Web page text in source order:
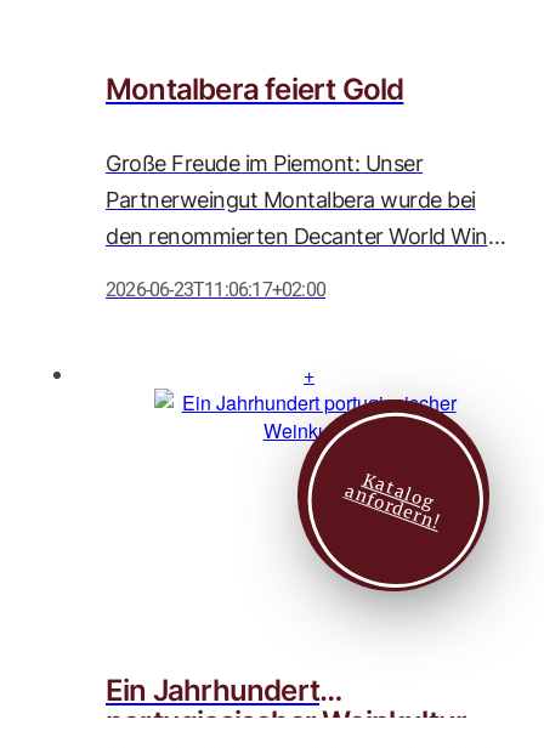
Montalbera feiert Gold
Große Freude im Piemont: Unser
Partnerweingut Montalbera wurde bei
den renommierten Decanter World Wine
Barolo DOCG Comune di Serralunga
d'Alba 2021, der mit beeindruckenden 95
Punkten ausgezeichnet wurde und damit
zu den Spitzenweinen des Wettbewerbs
2026-06-23T11:06:17+02:00
Ein Jahrhundert
portugiesischer Weinkultur
K
a
t
a
l
o
g
a
n
f
o
r
d
e
r
n
!